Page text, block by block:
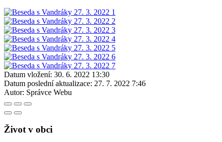
Datum vložení: 30. 6. 2022 13:30
Datum poslední aktualizace: 27. 7. 2022 7:46
Autor: Správce Webu
Život v obci